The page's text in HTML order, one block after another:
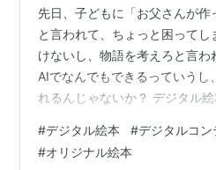
先日、子どもに「お父さんが作
と言われて、ちょっと困って
けないし、物語を考えろと言
AIでなんでもできるっていうし
れるんじゃないか？ デジタル
た。 AIで絵本が作れるサービス
前を入れたり、好きなキャラク
#デジタル絵本 #デジタルコン
#オリジナル絵本